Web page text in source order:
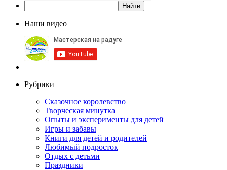
Наши видео
Рубрики
Сказочное королевство
Творческая минутка
Опыты и эксперименты для детей
Игры и забавы
Книги для детей и родителей
Любимый подросток
Отдых с детьми
Праздники